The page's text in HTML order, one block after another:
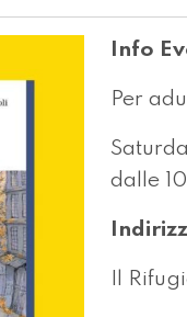
Info
Per
dalle
Il